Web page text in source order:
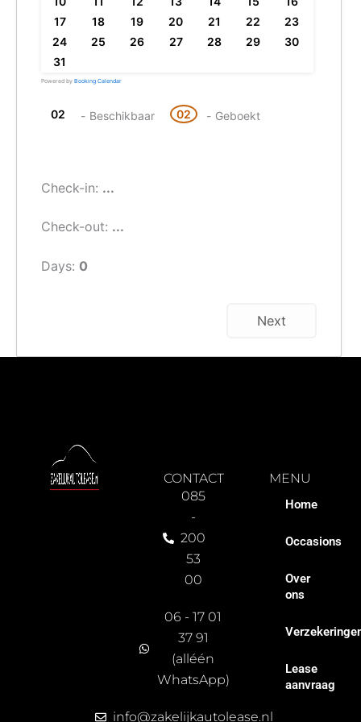
17
18 19 20 21 22
23
24
25 26 27 28 29
30
31
Powered by Booking Calendar
02 - Beschikbaar 02 - Geboekt
Check-in: ...
Check-out: ...
Days: 0
Next
CONTACT
085
-
200
53
00
06 - 17 01
37 91
(alléén
WhatsApp)
info@zakelijkautolease.nl
MENU
Home
Occasions
Over
ons
Lease
aanvraag